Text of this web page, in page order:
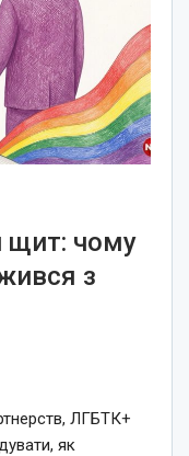
чому
з
ЛГБТК+
як